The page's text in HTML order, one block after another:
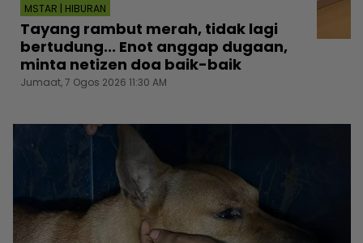
MSTAR | HIBURAN
Tayang rambut merah, tidak lagi
bertudung... Enot anggap dugaan,
minta netizen doa baik-baik
Jumaat, 7 Ogos 2026 11:30 AM